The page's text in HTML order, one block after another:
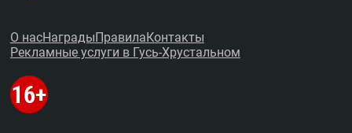
О насНаграды Правила Контакты
Рекламные услуги в Гусь-Хрустальном